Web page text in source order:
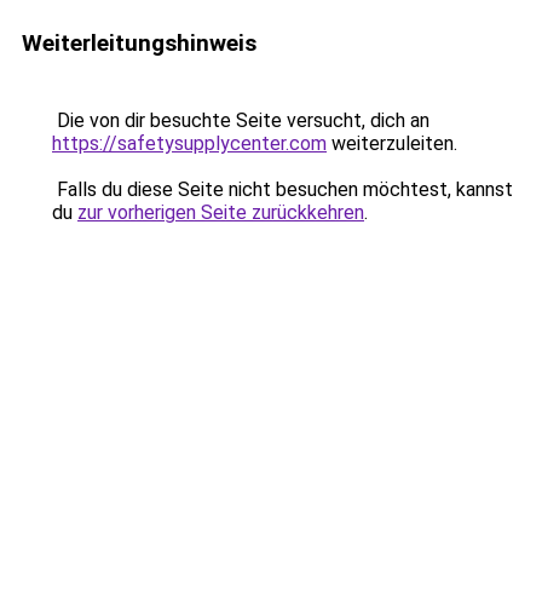
Weiterleitungshinweis
Die von dir besuchte Seite versucht, dich an
https://safetysupplycenter.com weiterzuleiten.
Falls du diese Seite nicht besuchen möchtest, kannst
du zur vorherigen Seite zurückkehren.